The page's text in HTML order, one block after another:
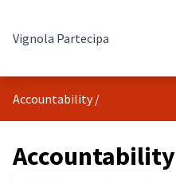
Vignola Partecipa
Accountability /
Accountability